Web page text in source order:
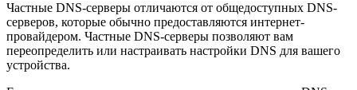
Частные DNS-серверы отличаются от общедоступных DNS-
серверов, которые обычно предоставляются интернет-
провайдером. Частные DNS-серверы позволяют вам
переопределить или настраивать настройки DNS для вашего
устройства.